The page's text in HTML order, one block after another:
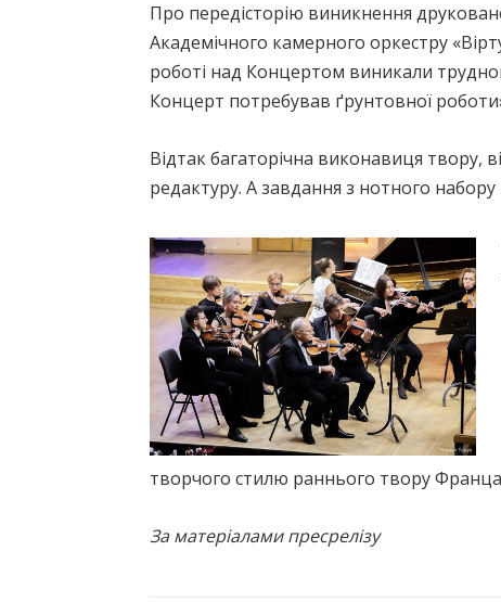
Про передісторію виникнення
Академічного камерного оркестру
роботі над Концертом виникали
Концерт потребував ґрунтовної
Відтак багаторічна виконавиця твору,
редактуру. А завдання з нотного
творчого стилю раннього твору
За матеріалами пресрелізу